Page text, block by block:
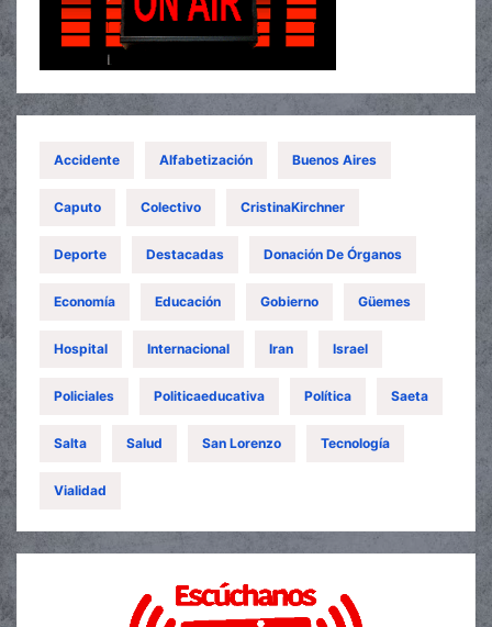
Accidente Alfabetización Buenos Aires
Caputo Colectivo CristinaKirchner
Deporte Destacadas Donación De Órganos
Economía Educación Gobierno Güemes
Hospital Internacional Iran Israel
Policiales Politicaeducativa Política Saeta
Salta Salud San Lorenzo Tecnología
Vialidad